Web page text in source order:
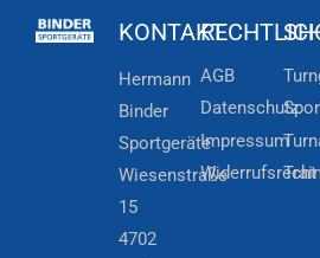
KONTAKT
Hermann
Binder
Sportgeräte
Wiesenstraße
15
4702
AGB
Datenschutz
Impressum
Widerrufsrecht